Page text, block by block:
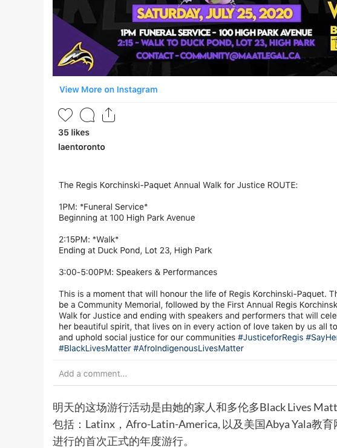
明天的这场游行活动是由她的家人和多伦多Black Lives
包括：Latinx，Afro-Latin-America, 以及美国Abya Yala教
进行的首次正式的年度游行。